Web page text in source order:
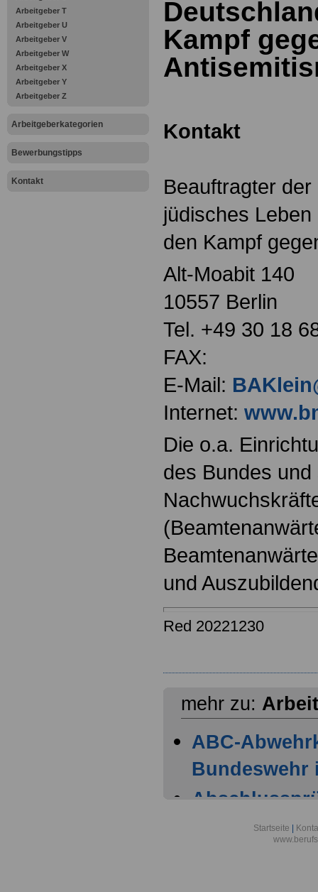
Arbeitgeber T
Arbeitgeber U
Arbeitgeber V
Arbeitgeber W
Arbeitgeber X
Arbeitgeber Y
Arbeitgeber Z
Arbeitgeberkategorien
Bewerbungstipps
Kontakt
Kampf
Kontakt
Beauftragter
jüdisches
den Kampf
Alt-Moabit 140
10557 Berlin
Tel. +49 30 18
FAX:
E-Mail:
Internet:
Die o.a.
des Bundes und
und
Red 20221230
mehr zu:
ABC-
Bundeswehr
Startseite